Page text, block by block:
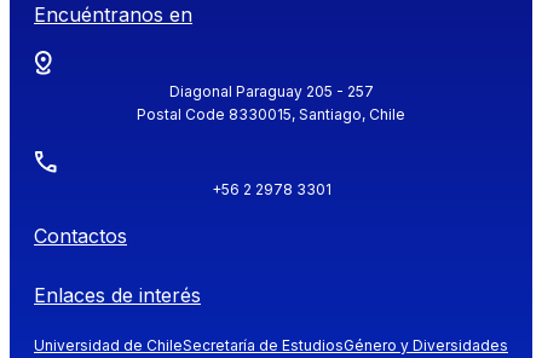
Encuéntranos en
Diagonal Paraguay 205 - 257
Postal Code 8330015, Santiago, Chile
+56 2 2978 3301
Contactos
Enlaces de interés
Universidad de ChileSecretaría de EstudiosGénero y Diversidades